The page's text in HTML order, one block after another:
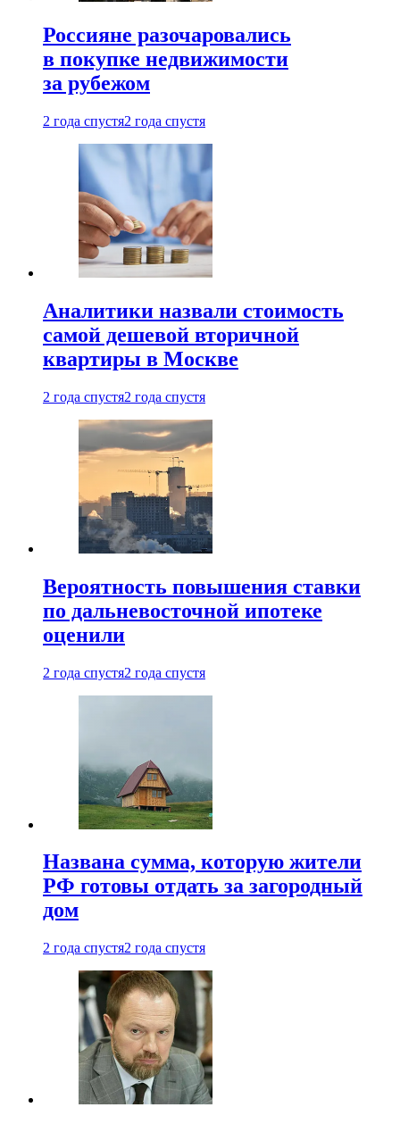
Россияне разочаровались
в покупке недвижимости
за рубежом
2 года спустя2 года спустя
Аналитики назвали стоимость
самой дешевой вторичной
квартиры в Москве
2 года спустя2 года спустя
Вероятность повышения ставки
по дальневосточной ипотеке
оценили
2 года спустя2 года спустя
Названа сумма, которую жители
РФ готовы отдать за загородный
дом
2 года спустя2 года спустя